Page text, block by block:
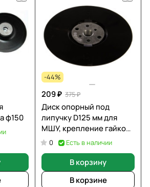
ф150
-44%
209 ₽ 375 ₽
Диск опорный под
липучку D125 мм для
МШУ, крепление гайкой
М14 ПРАКТИКА 776-737
0 Есть в наличии
В корзину
В корзине